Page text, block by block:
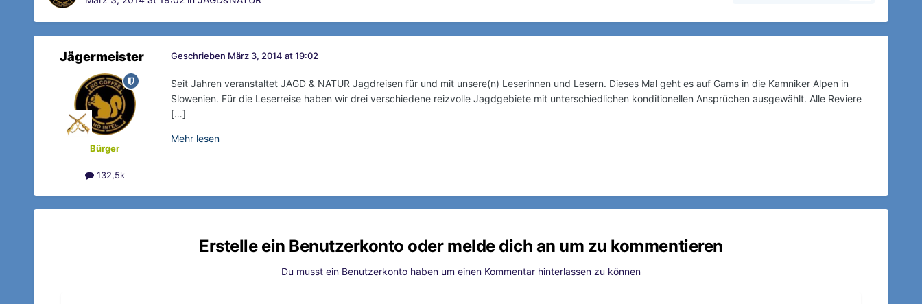
Jägermeister
Bürger
132,5k
Geschrieben März 3, 2014 at 19:02
Seit Jahren veranstaltet JAGD & NATUR Jagdreisen für und mit unsere(n) Leserinnen und Lesern. Dieses Mal geht es auf Gams in die Kamniker Alpen in
Slowenien. Für die Leserreise haben wir drei verschiedene reizvolle Jagdgebiete mit unterschiedlichen konditionellen Ansprüchen ausgewählt. Alle Reviere
[…]
Mehr lesen
Erstelle ein Benutzerkonto oder melde dich an um zu kommentieren
Du musst ein Benutzerkonto haben um einen Kommentar hinterlassen zu können